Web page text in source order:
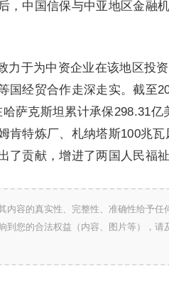
，中国信保与中亚地区金融
力于为中资企业在该地区投
国经贸合作走深走实。截至
萨克斯坦累计承保298.31亿
肯特炼厂、札纳塔斯100兆
了贡献，增进了两国人民福祉
内容的真实性、完整性、准确性给予任
您的合法权益（内容、图片等），请